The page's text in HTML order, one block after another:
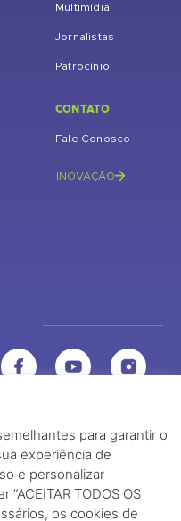
Multimídia
Jornalistas
Patrocínio
CONTATO
Fale Conosco
INOVAÇÃO
Jaci Paraná – Porto Velho
para garantir o
experiência de
e personalizar
TODOS OS
os cookies de